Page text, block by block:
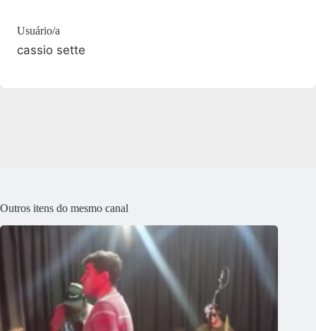
Usuário/a
cassio sette
Outros itens do mesmo canal